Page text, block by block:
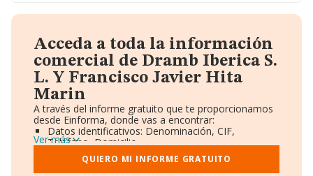
Acceda a toda la información
comercial de Dramb Iberica S.
L. Y Francisco Javier Hita
Marin
A través del informe gratuito que te proporcionamos
desde Einforma, donde vas a encontrar:
Datos identificativos: Denominación, CIF,
Teléfono, Domicilio.
Informe Mercantil Completo (BORME).
Gráficos de Evolución Ventas y Empleados.
Ver más
QUIERO MI INFORME GRATUITO